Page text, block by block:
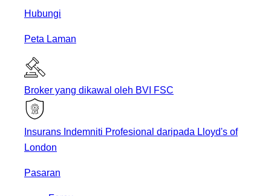
Hubungi
Peta Laman
Broker yang dikawal oleh BVI FSC
Insurans Indemniti Profesional daripada Lloyd's of
London
Pasaran